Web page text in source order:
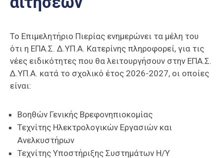
ΕΒΕΠ-
ΚΜ
Πιερία
Το Επιμελητήριο Πιερίας ενημερώνει τα μέλη του
ότι η ΕΠΑ.Σ. Δ.ΥΠ.Α. Κατερίνης πληροφορεί, για τις
νέες ειδικότητες που θα λειτουργήσουν στην ΕΠΑ.Σ.
Δ.ΥΠ.Α. κατά το σχολικό έτος 2026-2027, οι οποίες
είναι:
Βοηθών Γενικής Βρεφονηπιοκομίας
Τεχνίτης Ηλεκτρολογικών Εργασιών και
Ανελκυστήρων
Τεχνίτης Υποστήριξης Συστημάτων Η/Υ